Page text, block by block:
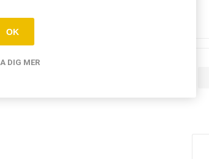
OK
DIG MER